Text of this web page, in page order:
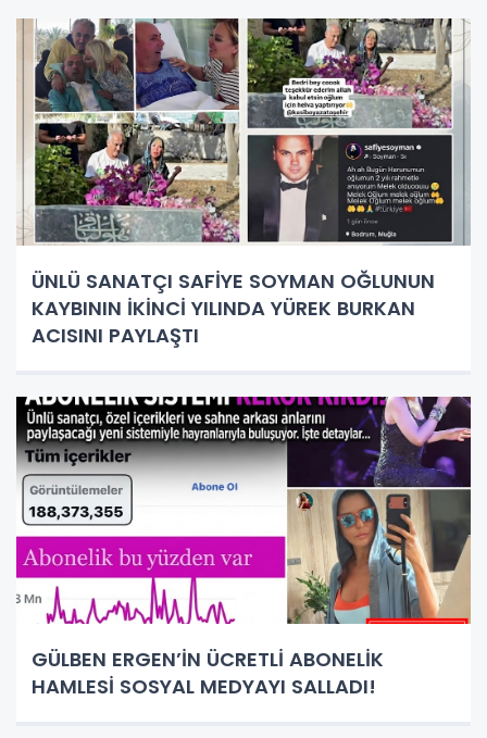
ÜNLÜ SANATÇI SAFİYE SOYMAN OĞLUNUN
KAYBININ İKİNCİ YILINDA YÜREK BURKAN
ACISINI PAYLAŞTI
GÜLBEN ERGEN’İN ÜCRETLİ ABONELİK
HAMLESİ SOSYAL MEDYAYI SALLADI!